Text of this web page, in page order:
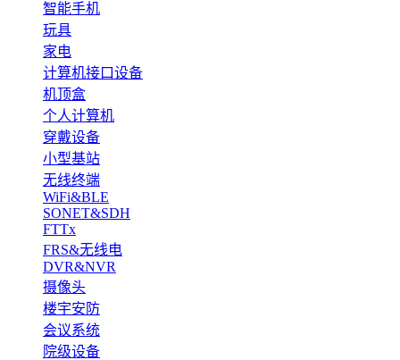
智能手机
玩具
家电
计算机接口设备
机顶盒
个人计算机
穿戴设备
小型基站
无线终端
WiFi&BLE
SONET&SDH
FTTx
FRS&无线电
DVR&NVR
摄像头
楼宇安防
会议系统
院级设备